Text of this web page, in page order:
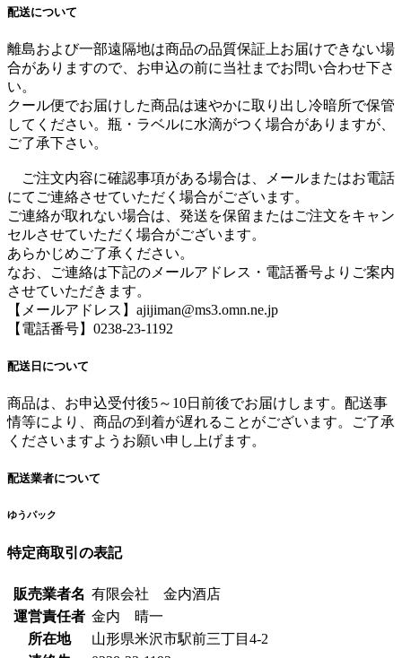
配送について
離島および一部遠隔地は商品の品質保証上お届けできない場
合がありますので、お申込の前に当社までお問い合わせ下さ
い。
クール便でお届けした商品は速やかに取り出し冷暗所で保管
してください。瓶・ラベルに水滴がつく場合がありますが、
ご了承下さい。
ご注文内容に確認事項がある場合は、メールまたはお電話
にてご連絡させていただく場合がございます。
ご連絡が取れない場合は、発送を保留またはご注文をキャン
セルさせていただく場合がございます。
あらかじめご了承ください。
なお、ご連絡は下記のメールアドレス・電話番号よりご案内
させていただきます。
【メールアドレス】ajijiman@ms3.omn.ne.jp
【電話番号】0238-23-1192
配送日について
商品は、お申込受付後5～10日前後でお届けします。配送事
情等により、商品の到着が遅れることがございます。ご了承
くださいますようお願い申し上げます。
配送業者について
ゆうパック
特定商取引の表記
販売業者名 有限会社 金内酒店
運営責任者 金内 晴一
所在地
山形県米沢市駅前三丁目4-2